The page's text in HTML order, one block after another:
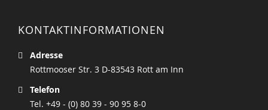
KONTAKTINFORMATIONEN
Adresse
Rottmooser Str. 3 D-83543 Rott am Inn
Telefon
Tel. +49 - (0) 80 39 - 90 95 8-0